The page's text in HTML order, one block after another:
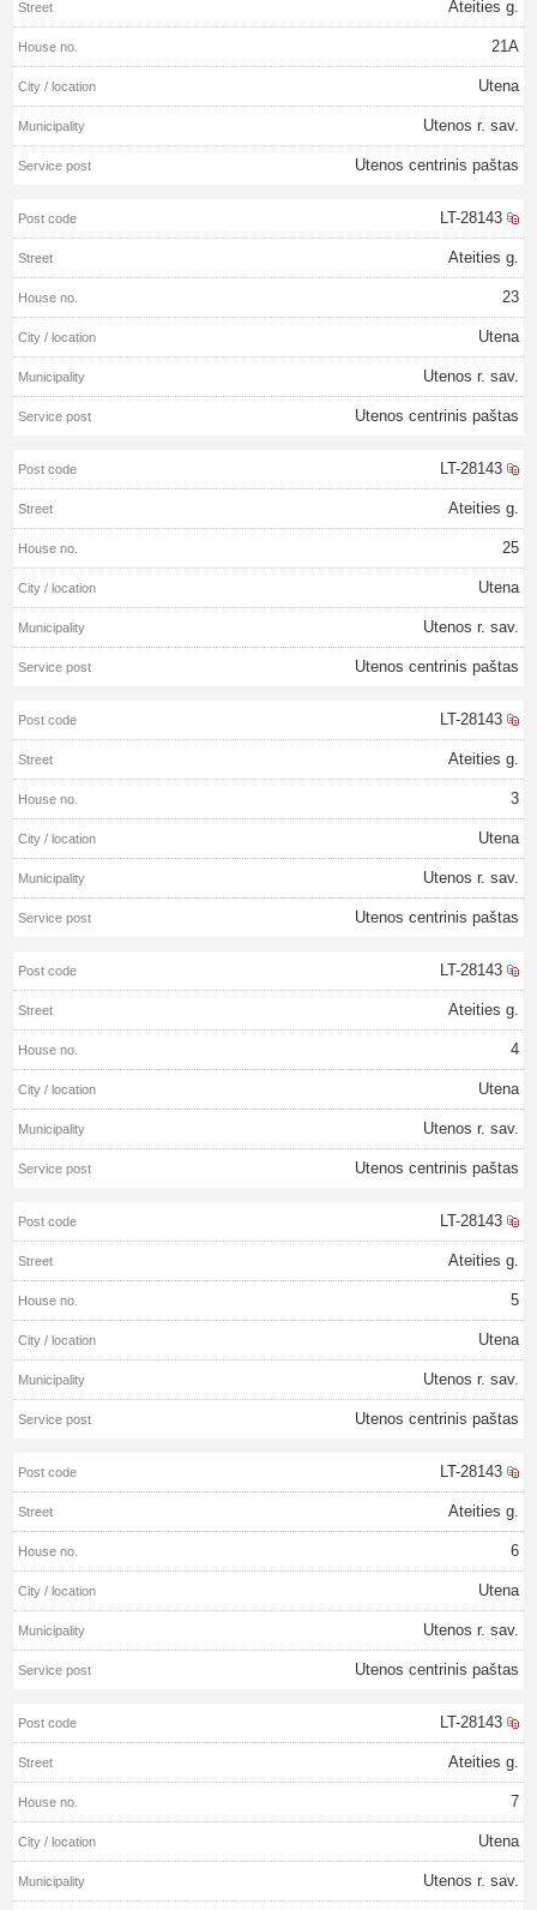
Ateities g.
21A
Utena
Utenos r. sav.
Utenos centrinis paštas
LT-28143
Ateities g.
23
Utena
Utenos r. sav.
Utenos centrinis paštas
LT-28143
Ateities g.
25
Utena
Utenos r. sav.
Utenos centrinis paštas
LT-28143
Ateities g.
3
Utena
Utenos r. sav.
Utenos centrinis paštas
LT-28143
Ateities g.
4
Utena
Utenos r. sav.
Utenos centrinis paštas
LT-28143
Ateities g.
5
Utena
Utenos r. sav.
Utenos centrinis paštas
LT-28143
Ateities g.
6
Utena
Utenos r. sav.
Utenos centrinis paštas
LT-28143
Ateities g.
7
Utena
Utenos r. sav.